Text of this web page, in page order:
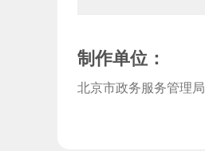
制作单位：
北京市政务服务管理局